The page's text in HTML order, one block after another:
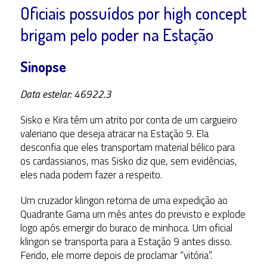
Oficiais possuídos por high concept
brigam pelo poder na Estação
Sinopse
Data estelar: 46922.3
Sisko e Kira têm um atrito por conta de um cargueiro
valeriano que deseja atracar na Estação 9. Ela
desconfia que eles transportam material bélico para
os cardassianos, mas Sisko diz que, sem evidências,
eles nada podem fazer a respeito.
Um cruzador klingon retorna de uma expedição ao
Quadrante Gama um mês antes do previsto e explode
logo após emergir do buraco de minhoca. Um oficial
klingon se transporta para a Estação 9 antes disso.
Ferido, ele morre depois de proclamar “vitória”.